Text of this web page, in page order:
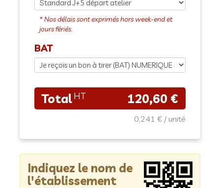
BAT
120,60 €
0,241 €
Indiquez le nom de
l'établissement